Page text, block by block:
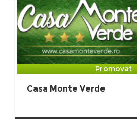
Promovat
Casa Monte Verde